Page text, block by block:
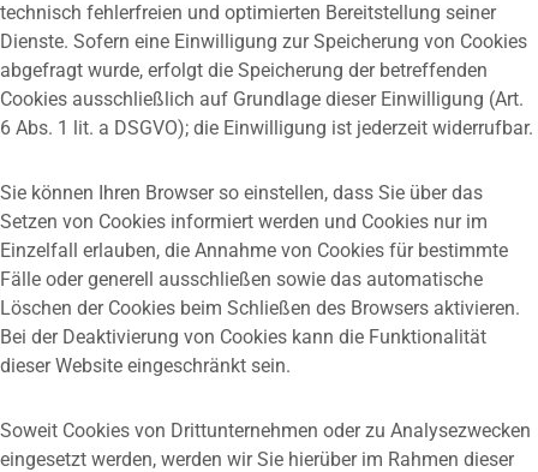
technisch fehlerfreien und optimierten Bereitstellung seiner
Dienste. Sofern eine Einwilligung zur Speicherung von Cookies
abgefragt wurde, erfolgt die Speicherung der betreffenden
Cookies ausschließlich auf Grundlage dieser Einwilligung (Art.
6 Abs. 1 lit. a DSGVO); die Einwilligung ist jederzeit widerrufbar.
Sie können Ihren Browser so einstellen, dass Sie über das
Setzen von Cookies informiert werden und Cookies nur im
Einzelfall erlauben, die Annahme von Cookies für bestimmte
Fälle oder generell ausschließen sowie das automatische
Löschen der Cookies beim Schließen des Browsers aktivieren.
Bei der Deaktivierung von Cookies kann die Funktionalität
dieser Website eingeschränkt sein.
Soweit Cookies von Drittunternehmen oder zu Analysezwecken
eingesetzt werden, werden wir Sie hierüber im Rahmen dieser